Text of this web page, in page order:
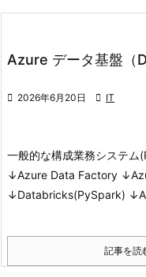
Azure データ基盤（
 2026年6月20日  IT
一般的な構成業務システム
↓Azure Data Factory
↓Databricks(PySpark)
記事を読